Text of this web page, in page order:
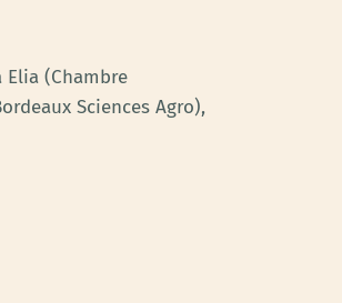
Elia (Chambre
Sciences Agro),